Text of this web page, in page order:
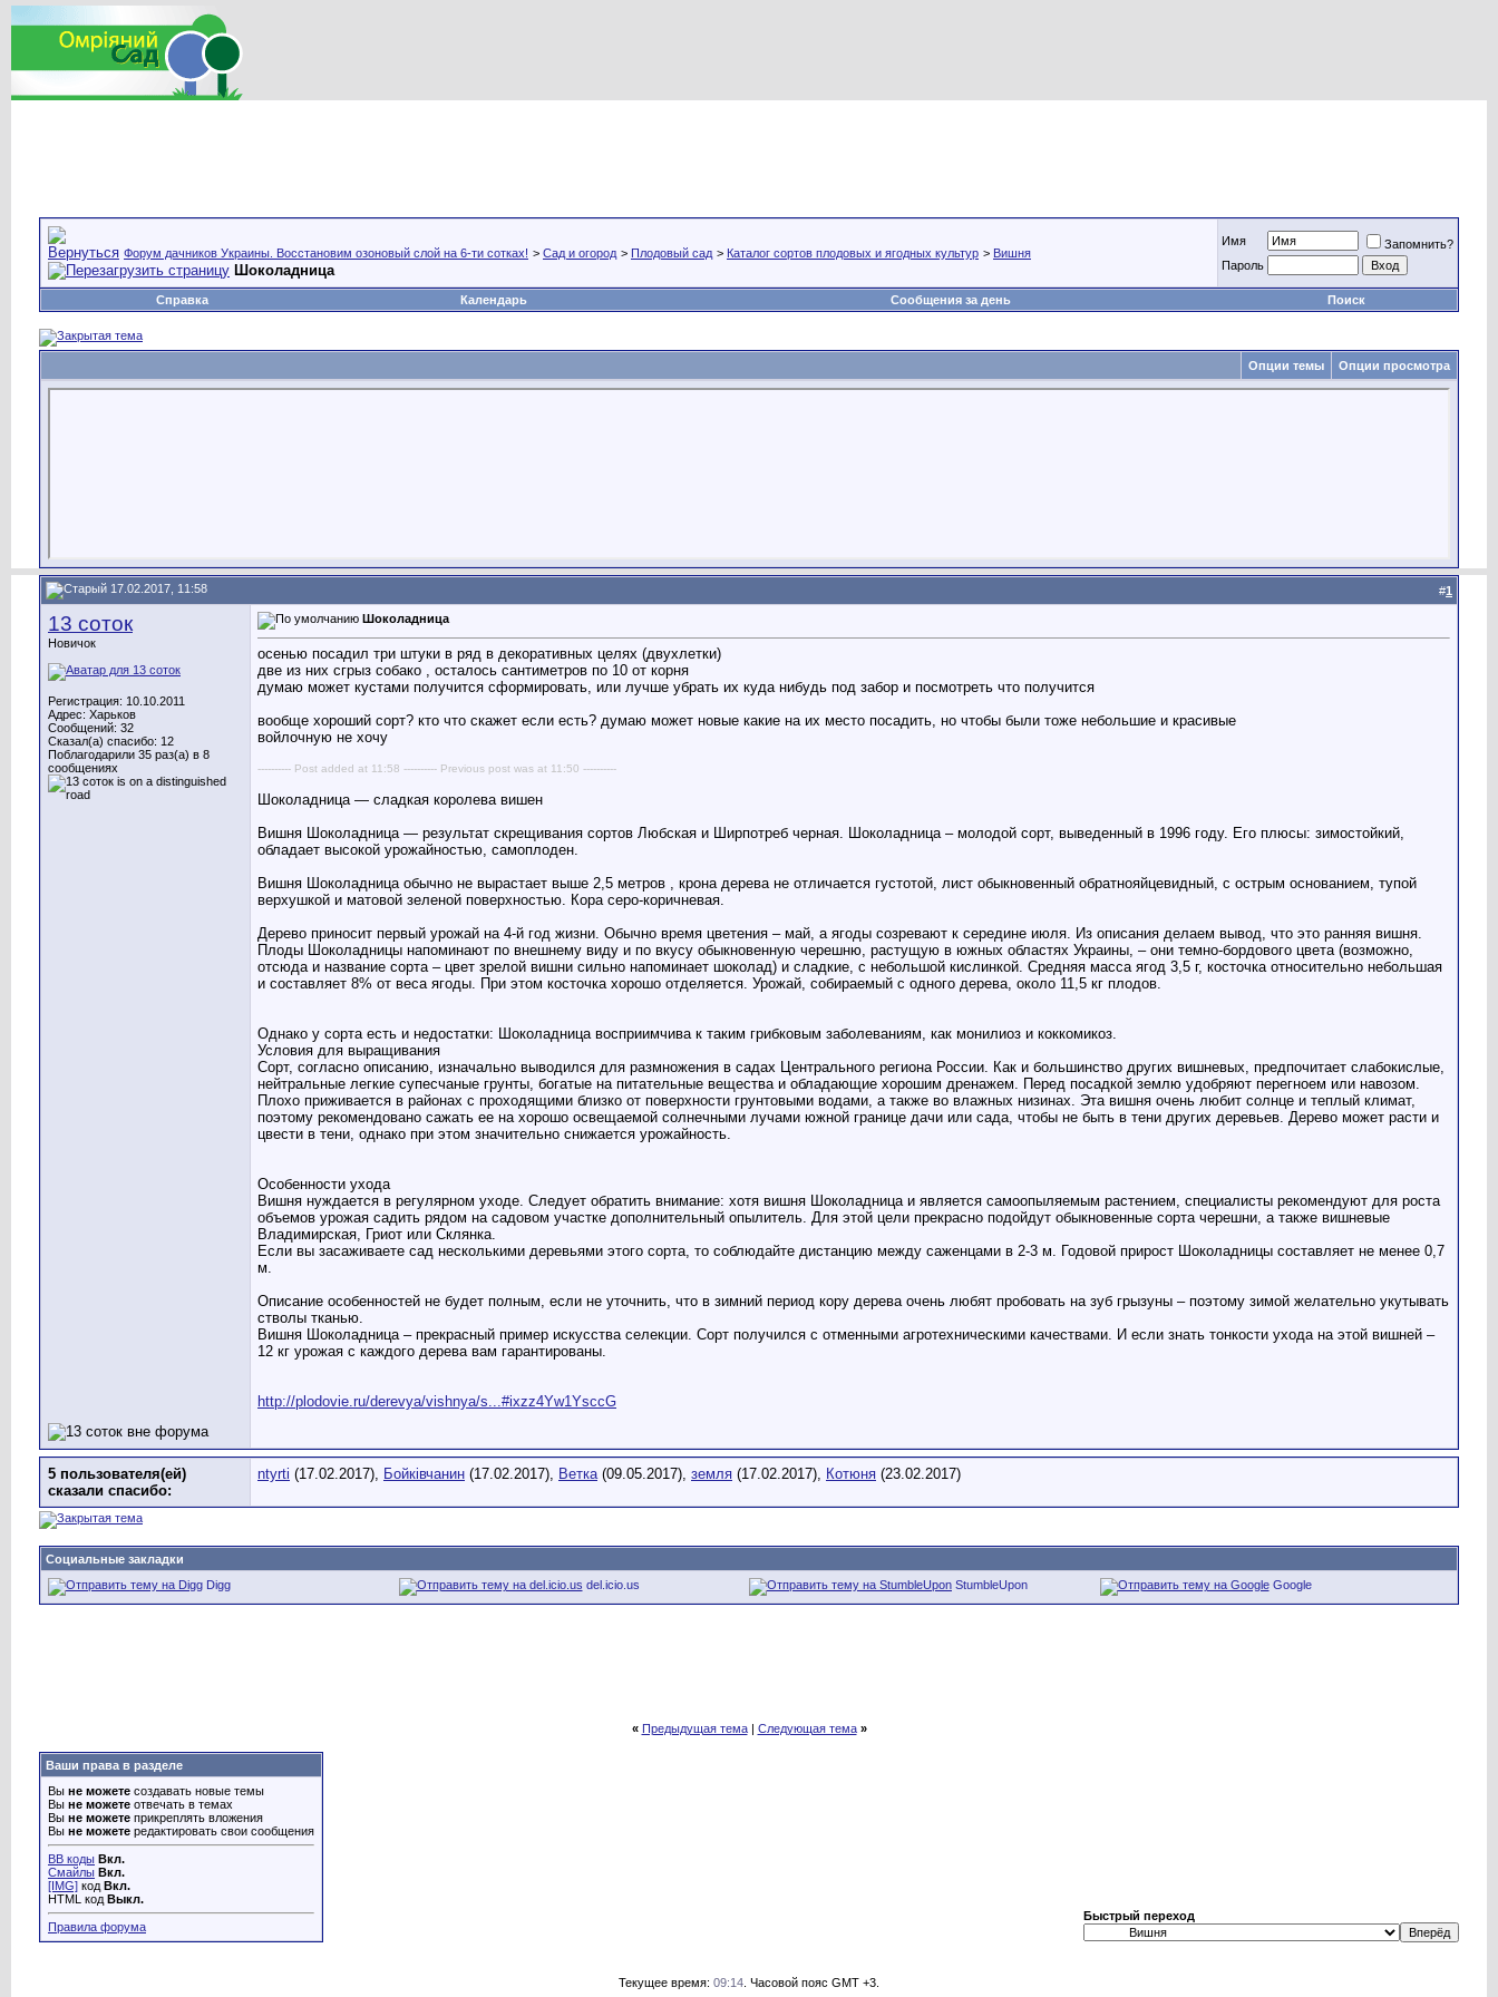
Форум дачников Украины. Восстановим озоновый слой на 6-ти сотках! > Сад и огород > Плодовый сад > Каталог сортов плодовых и ягодных культур > Вишня
Шоколадница
Имя
Запомнить?
Пароль
Справка Календарь Сообщения за день Поиск
Опции темы Опции просмотра
17.02.2017, 11:58 #1
13 соток
Новичок
Регистрация: 10.10.2011
Адрес: Харьков
Сообщений: 32
Сказал(а) спасибо: 12
Поблагодарили 35 раз(а) в 8
сообщениях
Шоколадница
осенью посадил три штуки в ряд в декоративных целях (двухлетки)
две из них сгрыз собако , осталось сантиметров по 10 от корня
думаю может кустами получится сформировать, или лучше убрать их куда нибудь под забор и посмотреть что получится
вообще хороший сорт? кто что скажет если есть? думаю может новые какие на их место посадить, но чтобы были тоже небольшие и красивые
войлочную не хочу
---------- Post added at 11:58 ---------- Previous post was at 11:50 ----------
Шоколадница — сладкая королева вишен
Вишня Шоколадница — результат скрещивания сортов Любская и Ширпотреб черная. Шоколадница – молодой сорт, выведенный в 1996 году. Его плюсы: зимостойкий,
обладает высокой урожайностью, самоплоден.
Вишня Шоколадница обычно не вырастает выше 2,5 метров , крона дерева не отличается густотой, лист обыкновенный обратнояйцевидный, с острым основанием, тупой
верхушкой и матовой зеленой поверхностью. Кора серо-коричневая.
Дерево приносит первый урожай на 4-й год жизни. Обычно время цветения – май, а ягоды созревают к середине июля. Из описания делаем вывод, что это ранняя вишня.
Плоды Шоколадницы напоминают по внешнему виду и по вкусу обыкновенную черешню, растущую в южных областях Украины, – они темно-бордового цвета (возможно,
отсюда и название сорта – цвет зрелой вишни сильно напоминает шоколад) и сладкие, с небольшой кислинкой. Средняя масса ягод 3,5 г, косточка относительно небольшая
и составляет 8% от веса ягоды. При этом косточка хорошо отделяется. Урожай, собираемый с одного дерева, около 11,5 кг плодов.
Однако у сорта есть и недостатки: Шоколадница восприимчива к таким грибковым заболеваниям, как монилиоз и коккомикоз.
Условия для выращивания
Сорт, согласно описанию, изначально выводился для размножения в садах Центрального региона России. Как и большинство других вишневых, предпочитает слабокислые,
нейтральные легкие супесчаные грунты, богатые на питательные вещества и обладающие хорошим дренажем. Перед посадкой землю удобряют перегноем или навозом.
Плохо приживается в районах с проходящими близко от поверхности грунтовыми водами, а также во влажных низинах. Эта вишня очень любит солнце и теплый климат,
поэтому рекомендовано сажать ее на хорошо освещаемой солнечными лучами южной границе дачи или сада, чтобы не быть в тени других деревьев. Дерево может расти и
цвести в тени, однако при этом значительно снижается урожайность.
Особенности ухода
Вишня нуждается в регулярном уходе. Следует обратить внимание: хотя вишня Шоколадница и является самоопыляемым растением, специалисты рекомендуют для роста
объемов урожая садить рядом на садовом участке дополнительный опылитель. Для этой цели прекрасно подойдут обыкновенные сорта черешни, а также вишневые
Владимирская, Гриот или Склянка.
Если вы засаживаете сад несколькими деревьями этого сорта, то соблюдайте дистанцию между саженцами в 2-3 м. Годовой прирост Шоколадницы составляет не менее 0,7
м.
Описание особенностей не будет полным, если не уточнить, что в зимний период кору дерева очень любят пробовать на зуб грызуны – поэтому зимой желательно укутывать
стволы тканью.
Вишня Шоколадница – прекрасный пример искусства селекции. Сорт получился с отменными агротехническими качествами. И если знать тонкости ухода на этой вишней –
12 кг урожая с каждого дерева вам гарантированы.
http://plodovie.ru/derevya/vishnya/s...#ixzz4Yw1YsccG
5 пользователя(ей)
сказали cпасибо:
ntyrti (17.02.2017), Бойківчанин (17.02.2017), Ветка(09.05.2017), земля (17.02.2017), Котюня (23.02.2017)
Социальные закладки
Digg
del.icio.us StumbleUpon Google
« Предыдущая тема| Следующая тема »
Ваши права в разделе
Вы не можете создавать новые темы
Вы не можете отвечать в темах
Вы не можете прикреплять вложения
Вы не можете редактировать свои сообщения
BB коды Вкл.
Смайлы Вкл.
[IMG] код Вкл.
HTML код Выкл.
Правила форума
Быстрый переход
Текущее время: 09:14 . Часовой пояс GMT +3.